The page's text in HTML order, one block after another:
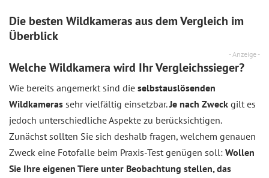
Die besten Wildkameras aus demVergleich im
Überblick
- Anzeige -
Welche Wildkamera wird Ihr Vergleichssieger?
Wie bereits angemerkt sind die selbstauslösenden
Wildkameras sehr vielfältig einsetzbar.Je nach Zweck gilt es
jedoch unterschiedliche Aspekte zu berücksichtigen.
Zunächst sollten Sie sich deshalb fragen, welchem genauen
Zweck eine Fotofalle beim Praxis-Test genügen soll: Wollen
Sie Ihre eigenen Tiere unter Beobachtung stellen, das